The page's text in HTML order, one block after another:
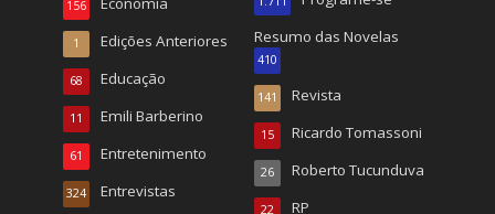
156
Edições Anteriores
1
Educação
68
Emili Barberino
11
Entretenimento
61
Entrevistas
324
Resumo das Novelas
410
Revista
141
Ricardo Tomassoni
15
Roberto Tucunduva
26
RP
22